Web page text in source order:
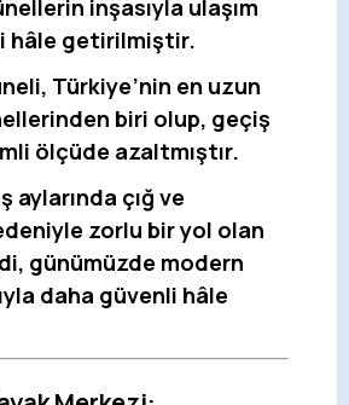
inşasıyla ulaşım
hâle getirilmiştir.
Türkiye’nin en uzun
biri olup, geçiş
ölçüde azaltmıştır.
aylarında çığ ve
zorlu bir yol olan
günümüzde modern
daha güvenli hâle